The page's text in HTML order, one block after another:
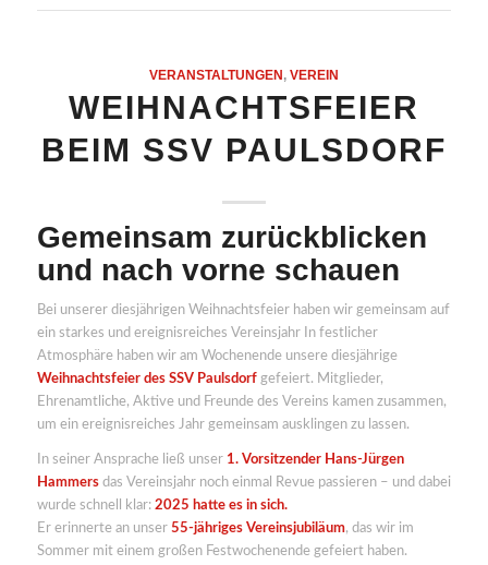
VERANSTALTUNGEN , VEREIN
WEIHNACHTSFEIER
BEIM SSV PAULSDORF
Gemeinsam zurückblicken
und nach vorne schauen
Bei unserer diesjährigen Weihnachtsfeier haben wir gemeinsam auf
ein starkes und ereignisreiches Vereinsjahr In festlicher
Atmosphäre haben wir am Wochenende unsere diesjährige
Weihnachtsfeier des SSV Paulsdorfgefeiert. Mitglieder,
Ehrenamtliche, Aktive und Freunde des Vereins kamen zusammen,
um ein ereignisreiches Jahr gemeinsam ausklingen zu lassen.
In seiner Ansprache ließ unser 1. Vorsitzender Hans-Jürgen
Hammersdas Vereinsjahr noch einmal Revue passieren – und dabei
wurde schnell klar: 2025 hatte es in sich.
Er erinnerte an unser 55-jähriges Vereinsjubiläum, das wir im
Sommer mit einem großen Festwochenende gefeiert haben.